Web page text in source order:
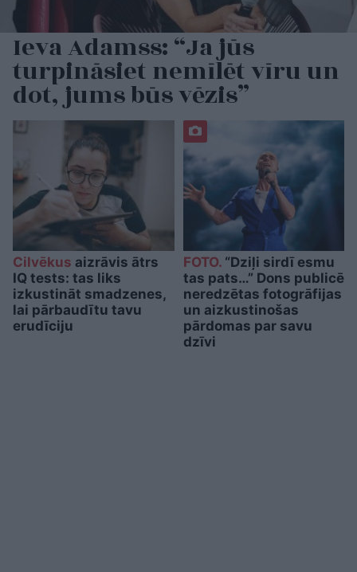
Ieva Adamss: “Ja jūs
turpināsiet nemīlēt vīru un
dot, jums būs vēzis”
Cilvēkus aizrāvis ātrs
IQ tests: tas liks
izkustināt smadzenes,
lai pārbaudītu tavu
erudīciju
FOTO.“Dziļi sirdī esmu
tas pats…” Dons publicē
neredzētas fotogrāfijas
un aizkustinošas
pārdomas par savu
dzīvi